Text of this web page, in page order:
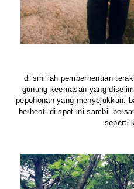
di sini lah pemberhentian
gunung keemasan yang
pepohonan yang menyejukkan.
berhenti di spot ini sambil
seperti